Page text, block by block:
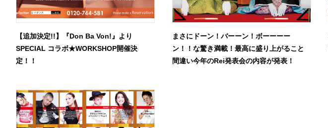
【追加決定!!】『Don Ba Von!』より
SPECIAL コラボ★WORKSHOP開催決
定！！
まさにドーン！バーーン！ボーーーー
ン！！な驚き満載！最高に盛り上がること
間違い今年のRei発表会の内容が発表！